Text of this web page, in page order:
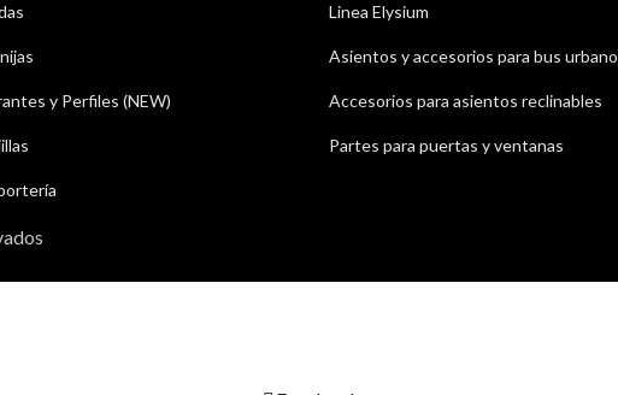
y Perfiles (NEW)
Linea Elysium
Asientos y accesorios para bus urbano
Accesorios para asientos reclinables
Partes para puertas y ventanas